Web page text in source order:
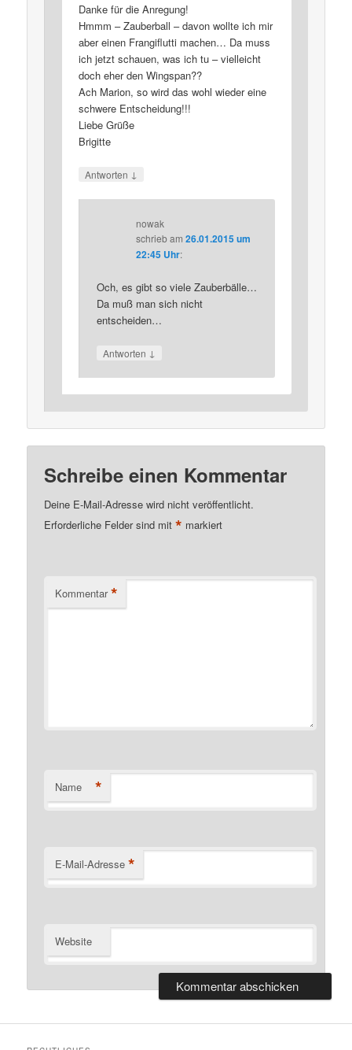
Danke für die Anregung!
Hmmm – Zauberball – davon wollte ich mir
aber einen Frangiflutti machen… Da muss
ich jetzt schauen, was ich tu – vielleicht
doch eher den Wingspan??
Ach Marion, so wird das wohl wieder eine
schwere Entscheidung!!!
Liebe Grüße
Brigitte
Antworten ↓
nowak
schriebam 26.01.2015 um
22:45 Uhr:
Och, es gibt so viele Zauberbälle…
Da muß man sich nicht
entscheiden…
Antworten ↓
Schreibe einen Kommentar
Deine E-Mail-Adresse wird nicht veröffentlicht.
Erforderliche Felder sind mit* markiert
Kommentar *
Name *
E-Mail-Adresse *
Website